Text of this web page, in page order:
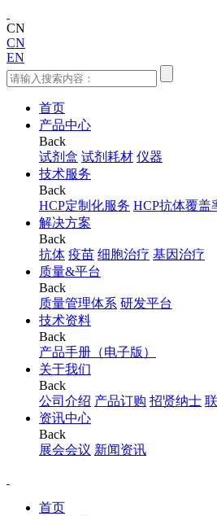
CN
CN
EN
首页
产品中心
Back
试剂盒 试剂耗材 仪器
技术服务
Back
HCP定制化服务 HCP抗体覆盖
解决方案
Back
抗体 疫苗 细胞治疗 基因治疗
质量&平台
Back
质量管理体系 研发平台
技术资料
Back
产品手册（电子版）
关于我们
Back
公司介绍 产品订购 招贤纳士
资讯中心
Back
展会会议 新闻资讯
首页